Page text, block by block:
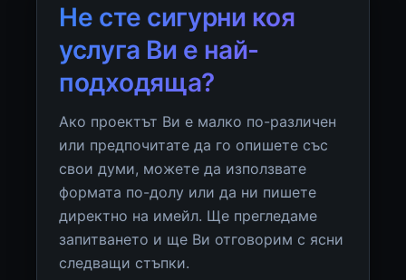
Не сте сигурни коя
услуга Ви е най-
подходяща?
Ако проектът Ви е малко по-различен
или предпочитате да го опишете със
свои думи, можете да използвате
формата по-долу или да ни пишете
директно на имейл. Ще прегледаме
запитването и ще Ви отговорим с ясни
следващи стъпки.